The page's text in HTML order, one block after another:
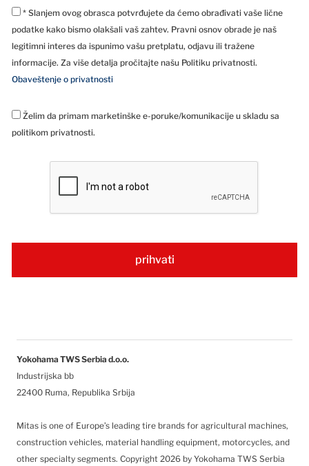
* Slanjem ovog obrasca potvrđujete da ćemo obrađivati vaše lične
podatke kako bismo olakšali vaš zahtev. Pravni osnov obrade je naš
legitimni interes da ispunimo vašu pretplatu, odjavu ili tražene
informacije. Za više detalja pročitajte našu Politiku privatnosti.
Obaveštenje o privatnosti
Želim da primam marketinške e-poruke/komunikacije u skladu sa
politikom privatnosti.
Yokohama TWS Serbia d.o.o.
Industrijska bb
22400 Ruma, Republika Srbija
Mitas is one of Europe’s leading tire brands for agricultural machines,
construction vehicles, material handling equipment, motorcycles, and
other specialty segments. Copyright 2026 by Yokohama TWS Serbia